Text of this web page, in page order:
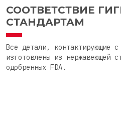
СООТВЕТСТВИЕ
СТАНДАРТАМ
Все детали, контактирующие с
изготовлены из нержавеющей
одобренных FDA.